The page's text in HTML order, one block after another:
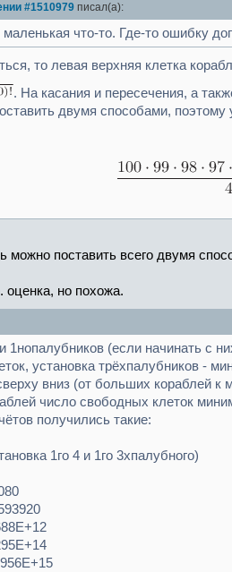
#1510979 писал(а):
что-то. Где-то ошибку
то левая верхняя клетка
. На касания и пересечения, а
двумя способами,
можно поставить всего двумя
оценка, но похожа.
1нопалубников (если начинать с
установка трёхпалубников -
вниз (от больших кораблей
число свободных клеток
получились такие:
1го 4 и 1го 3хпалубного)